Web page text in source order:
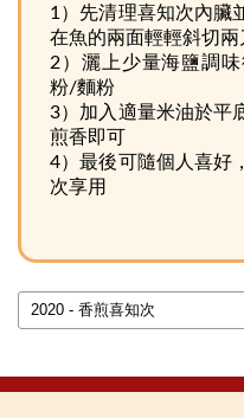
1）先清理喜知次內臟
在魚的兩面輕輕斜切
2）灑上少量海鹽調
粉/麵粉
3）加入適量米油於平
煎香即可
4）最後可隨個人喜好
次享用